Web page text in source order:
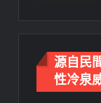
源自民
性冷泉